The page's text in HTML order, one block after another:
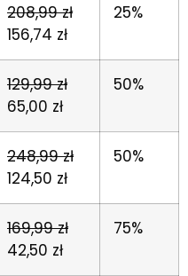
208,99 zł
156,74 zł
25%
129,99 zł
65,00 zł
50%
248,99 zł
124,50 zł
50%
169,99 zł
42,50 zł
75%